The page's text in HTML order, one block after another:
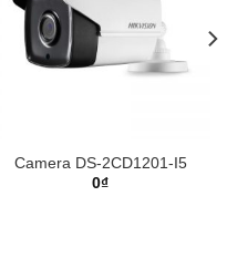
Camera DS-2CD1201-I5
0₫